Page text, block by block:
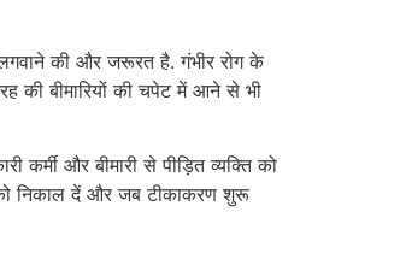
लगवाने की और जरूरत है. गंभीर रोग के
की बीमारियों की चपेट में आने से भी
कर्मी और बीमारी से पीड़ित व्यक्ति को
को निकाल दें और जब टीकाकरण शुरू